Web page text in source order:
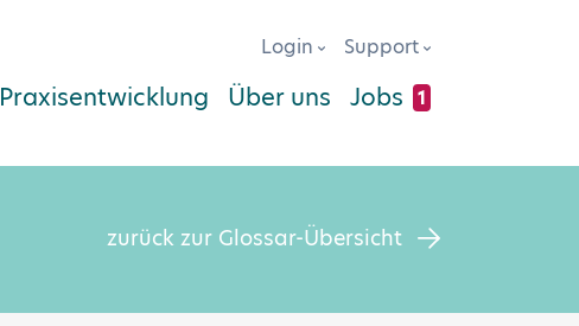
Praxisentwicklung Über uns Jobs 1
Login Support
zurück zur Glossar-Übersicht